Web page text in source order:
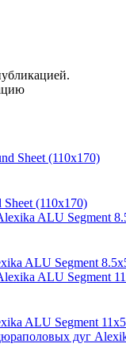
(110x170)
ALU Segment
ALU Segment